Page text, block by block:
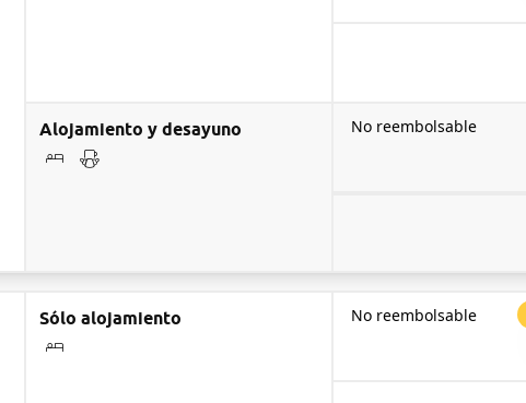
Alojamiento y desayuno No reembolsable
Sólo alojamiento No reembolsable